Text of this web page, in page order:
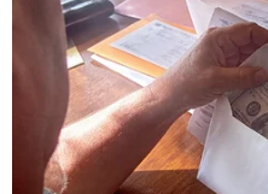
khu vực trong "cuộc
ô nhiễm nhựa, bảo vệ
và phát triển bền vững.